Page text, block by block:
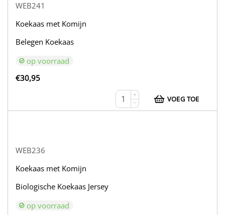
WEB241
Koekaas met Komijn
Belegen Koekaas
op voorraad
€30,95
+
−
VOEG TOE
WEB236
Koekaas met Komijn
Biologische Koekaas Jersey
op voorraad